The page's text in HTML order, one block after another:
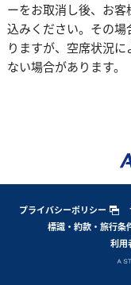
ーをお取消し後、お
込みください。その
りますが、空席状況
ない場合があります。
プライバシーポリシー
標識・約款・旅行条
利用